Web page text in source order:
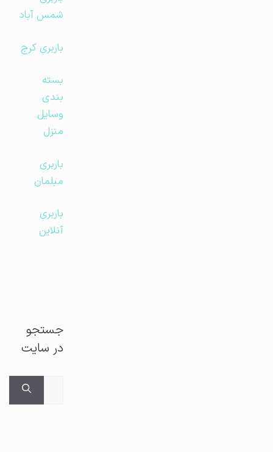
شمس آباد
باربری کرج
بسته
بندی
وسایل
منزل
باربری
مبلمان
باربری
آنلاین
جستجو
در سایت